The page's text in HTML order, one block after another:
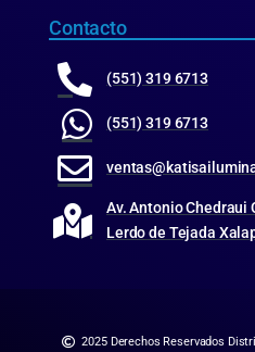
Contacto
(551) 319 6713
(551) 319 6713
Av. Antonio Chedraui
Lerdo de Tejada
2025 Derechos Reservados